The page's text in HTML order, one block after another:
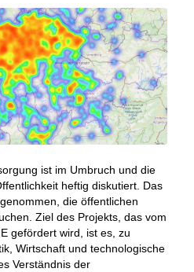
ist im Umbruch und die
heftig diskutiert. Das
die öffentlichen
Ziel des Projekts, das vom
gefördert wird, ist es, zu
Wirtschaft und technologische
Verständnis der